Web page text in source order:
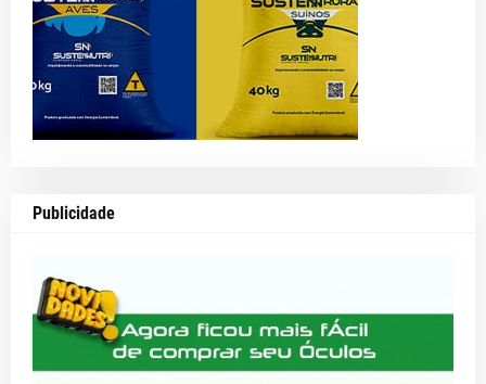
Publicidade